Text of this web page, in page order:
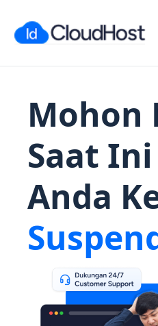
Mohon
Saat
Anda